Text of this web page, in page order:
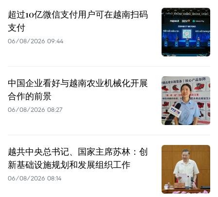
超过10亿微信支付用户可在越南扫码
支付
06/08/2026 09:44
中国企业看好与越南农业机械化开展
合作的前景
06/08/2026 08:27
越共中央总书记、国家主席苏林：创
新基础设施规划和发展组织工作
06/08/2026 08:14